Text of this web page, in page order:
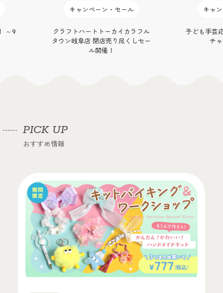
～9
キャンペーン・セール
クラフトハートトーカイカラフル
タウン岐阜店 閉店売り尽くしセー
ル開催！
キャ
子ども手芸
チ
PICK UP
おすすめ情報